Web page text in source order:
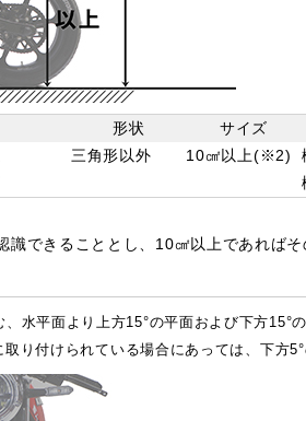
形状 サイズ
三角形以外 10㎠以上(※2)
できることとし、10㎠以上であればそ
水平面より上方15°の平面および下方15°
り付けられている場合にあっては、下方